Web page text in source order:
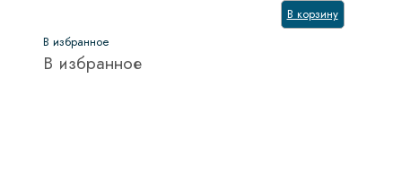
В корзину
В избранное
В избранное